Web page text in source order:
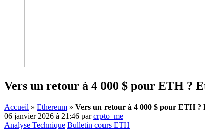
Vers un retour à 4 000 $ pour ETH ?
Accueil » Ethereum » Vers un retour à 4 000 $ pour ETH ?
06 janvier 2026 à 21:46 parcrpto_me
Analyse Technique Bulletin cours ETH